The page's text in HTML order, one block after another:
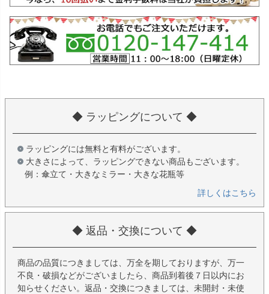
◆ ラッピングについて ◆
ラッピングには無料と有料がございます。
大きさによって、ラッピングできない商品もございます。
例：傘立て・大きなミラー・大きな花瓶等
詳しくはこちら
◆ 返品・交換について ◆
商品の品質につきましては、万全を期しておりますが、万一
不良・破損などがございましたら、商品到着後７日以内にお
知らせください。返品・交換につきましては、未開封・未使